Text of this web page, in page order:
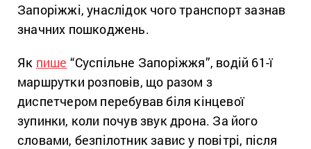
Запоріжжі, унаслідок чого транспорт зазнав
значних пошкоджень.
Як пише “Суспільне Запоріжжя”, водій 61-ї
маршрутки розповів, що разом з
диспетчером перебував біля кінцевої
зупинки, коли почув звук дрона. За його
словами, безпілотник завис у повітрі, після